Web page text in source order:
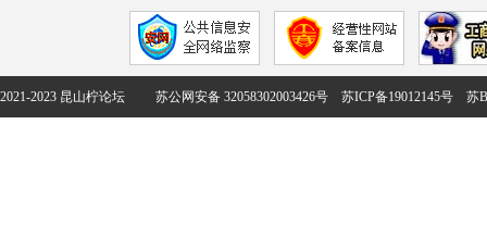
2021-2023 昆山柠论坛 苏公网安备 32058302003426号 苏ICP备19012145号 苏